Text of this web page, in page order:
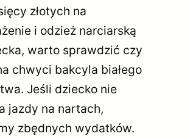
złotych na
i odzież narciarską
warto sprawdzić czy
chwyci bakcyla białego
Jeśli dziecko nie
jazdy na nartach,
zbędnych wydatków.